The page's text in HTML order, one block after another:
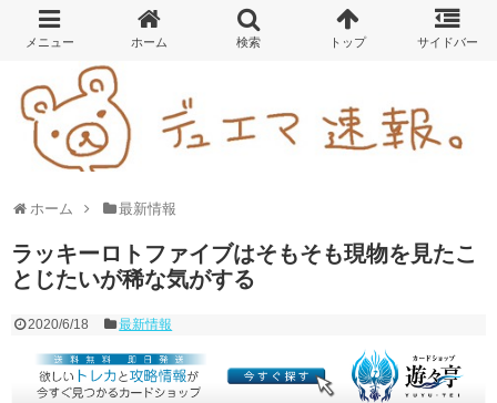
ホーム 最新情報
ラッキーロトファイブはそもそも現物を見たこ
とじたいが稀な気がする
2020/6/18 最新情報